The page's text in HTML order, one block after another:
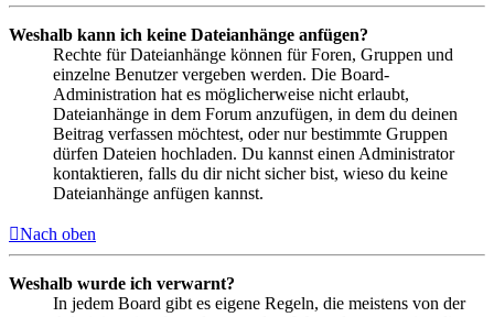
Weshalb kann ich keine Dateianhänge anfügen?
Rechte für Dateianhänge können für Foren, Gruppen und
einzelne Benutzer vergeben werden. Die Board-
Administration hat es möglicherweise nicht erlaubt,
Dateianhänge in dem Forum anzufügen, in dem du deinen
Beitrag verfassen möchtest, oder nur bestimmte Gruppen
dürfen Dateien hochladen. Du kannst einen Administrator
kontaktieren, falls du dir nicht sicher bist, wieso du keine
Dateianhänge anfügen kannst.
Nach oben
Weshalb wurde ich verwarnt?
In jedem Board gibt es eigene Regeln, die meistens von der